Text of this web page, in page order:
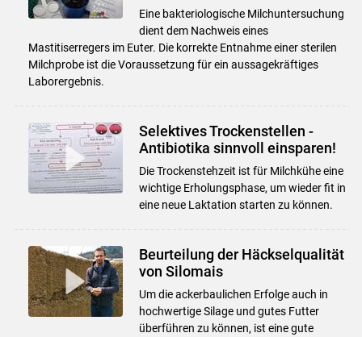
Eine bakteriologische Milchuntersuchung
dient dem Nachweis eines
Mastitiserregers im Euter. Die korrekte Entnahme einer sterilen
Milchprobe ist die Voraussetzung für ein aussagekräftiges
Laborergebnis.
Selektives Trockenstellen -
Antibiotika sinnvoll einsparen!
Die Trockenstehzeit ist für Milchkühe eine
wichtige Erholungsphase, um wieder fit in
eine neue Laktation starten zu können.
Beurteilung der Häckselqualität
von Silomais
Um die ackerbaulichen Erfolge auch in
hochwertige Silage und gutes Futter
überführen zu können, ist eine gute